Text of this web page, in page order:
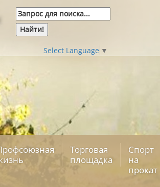
Select Language ▼
Торговая
площадка
Спорт
на
прокат